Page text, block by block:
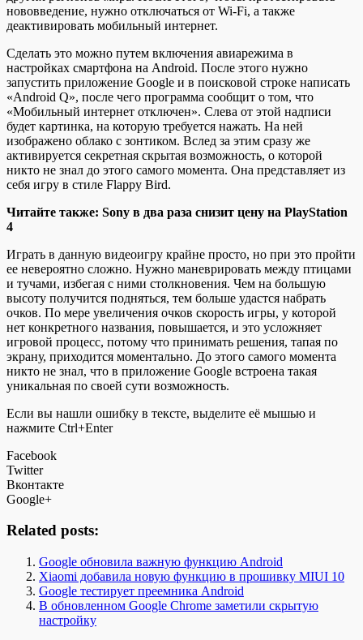
нововведение, нужно отключаться от Wi-Fi, а также
деактивировать мобильный интернет.
Сделать это можно путем включения авиарежима в
настройках смартфона на Android. После этого нужно
запустить приложение Google и в поисковой строке написать
«Android Q», после чего программа сообщит о том, что
«Мобильный интернет отключен». Слева от этой надписи
будет картинка, на которую требуется нажать. На ней
изображено облако с зонтиком. Вслед за этим сразу же
активируется секретная скрытая возможность, о которой
никто не знал до этого самого момента. Она представляет из
себя игру в стиле Flappy Bird.
Читайте также: Sony в два раза снизит цену на PlayStation
4
Играть в данную видеоигру крайне просто, но при это пройти
ее невероятно сложно. Нужно маневрировать между птицами
и тучами, избегая с ними столкновения. Чем на большую
высоту получится подняться, тем больше удастся набрать
очков. По мере увеличения очков скорость игры, у которой
нет конкретного названия, повышается, и это усложняет
игровой процесс, потому что принимать решения, тапая по
экрану, приходится моментально. До этого самого момента
никто не знал, что в приложение Google встроена такая
уникальная по своей сути возможность.
Если вы нашли ошибку в тексте, выделите её мышью и
нажмите Ctrl+Enter
Facebook
Twitter
Вконтакте
Google+
Related posts:
Google обновила важную функцию Android
Xiaomi добавила новую функцию в прошивку MIUI 10
Google тестирует преемника Android
В обновленном Google Chrome заметили скрытую
настройку